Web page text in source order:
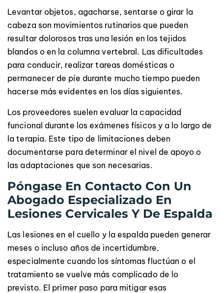
Levantar objetos, agacharse, sentarse o girar la
cabeza son movimientos rutinarios que pueden
resultar dolorosos tras una lesión en los tejidos
blandos o en la columna vertebral. Las dificultades
para conducir, realizar tareas domésticas o
permanecer de pie durante mucho tiempo pueden
hacerse más evidentes en los días siguientes.
Los proveedores suelen evaluar la capacidad
funcional durante los exámenes físicos y a lo largo de
la terapia. Este tipo de limitaciones deben
documentarse para determinar el nivel de apoyo o
las adaptaciones que son necesarias.
Póngase En Contacto Con Un
Abogado Especializado En
Lesiones Cervicales Y De Espalda
Las lesiones en el cuello y la espalda pueden generar
meses o incluso años de incertidumbre,
especialmente cuando los síntomas fluctúan o el
tratamiento se vuelve más complicado de lo
previsto. El primer paso para mitigar esas